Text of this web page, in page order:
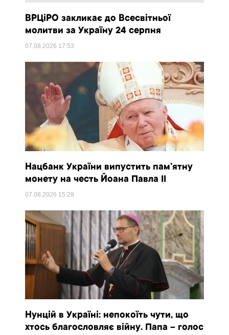
ВРЦіРО закликає до Всесвітньої
молитви за Україну 24 серпня
07.08.2026 17:53
Нацбанк України випустить пам’ятну
монету на честь Йоана Павла II
07.08.2026 15:29
Нунцій в Україні: непокоїть чути, що
хтось благословляє війну. Папа – голос